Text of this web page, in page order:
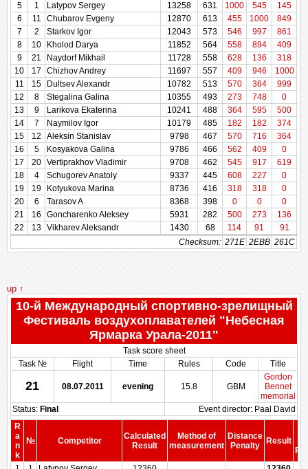
e
5
Latypov Sergey 13258 631 1000 545 145
6
11 Chubarov Evgeny 12870 613 455 1000 849
7
Starkov Igor 12043 573 546 997 861
8
10 Kholod Darya 11852 564 558 894 409
9
21 Naydorf Mikhail 11728 558 628 136 318
10
17 Chizhov Andrey 11697 557 409 946 1000
11
15 Dultsev Alexandr 10782 513 570 364 999
12
Stegalina Galina 10355 493 273 748 0
13
Larikova Ekaterina 10241 488 364 595 500
14
Naymilov Igor 10179 485 182 182 374
15
12 Aleksin Stanislav 9798 467 570 716 364
16
Kosyakova Galina 9786 466 562 409 0
17
20 Vertiprakhov Vladimir 9708 462 545 917 619
18
Schugorev Anatoly 9337 445 608 227 0
19
19 Kotyukova Marina 8736 416 318 318 0
20
Tarasov A 8368 398 0 0 0
21
16 Goncharenko Aleksey 5931 282 500 273 136
22
13 Vikharev Aleksandr 1430 68 114 91 91
Checksum: 271E 2EBB 261C
5
1 Latypov Sergey 13258
631
6
11 Chubarov Evgeny 12870
613
7
2 Starkov Igor 12043
573
8
10 Kholod Darya 11852
564
9
21 Naydorf Mikhail 11728
558
10
17 Chizhov Andrey 11697
557
11
15 Dultsev Alexandr 10782
513
12
8 Stegalina Galina 10355
493
13
9 Larikova Ekaterina 10241
488
14
7 Naymilov Igor 10179
485
15
12 Aleksin Stanislav 9798
467
16
5 Kosyakova Galina 9786
466
17
20 Vertiprakhov Vladimir 9708
462
18
4 Schugorev Anatoly 9337
445
19
19 Kotyukova Marina 8736
416
20
6 Tarasov A 8368
398
21
16 Goncharenko Aleksey 5931
282
22
13 Vikharev Aleksandr 1430
68
Checksum:
up ↑
10-й Международный спортивно-зрелищный
Фестиваль воздухоплавателей "Небесная
Ярмарка Урала-2011"
Task score sheet
Task №
Flight Time Rules Code Title
21 08.07.2011 evening 15.8 GBM
Gordon
Bennet
memorial
Status: Final
Event director: Paal David
R
a
n
k
№ Competitor
Calculated
Result
Method of
measurement
Distance
Penalty
Result